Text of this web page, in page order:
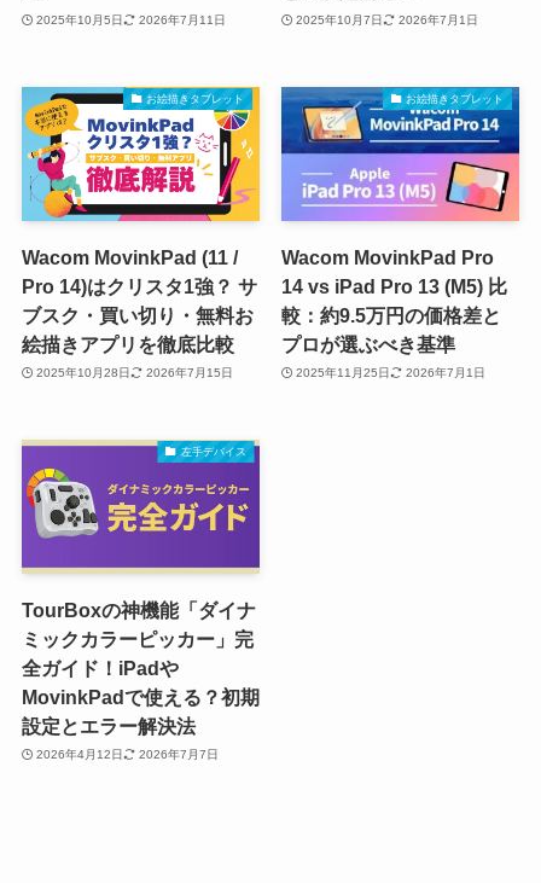
2025年10月5日 2026年7月11日 2025年10月7日 2026年7月1日
お絵描きタブレット
Wacom MovinkPad (11 /
Pro 14)はクリスタ1強？ サ
ブスク・買い切り・無料お
絵描きアプリを徹底比較
2025年10月28日 2026年7月15日
お絵描きタブレット
Wacom MovinkPad Pro
14 vs iPad Pro 13 (M5) 比
較：約9.5万円の価格差と
プロが選ぶべき基準
2025年11月25日 2026年7月1日
左手デバイス
TourBoxの神機能「ダイナ
ミックカラーピッカー」完
全ガイド！iPadや
MovinkPadで使える？初期
設定とエラー解決法
2026年4月12日 2026年7月7日